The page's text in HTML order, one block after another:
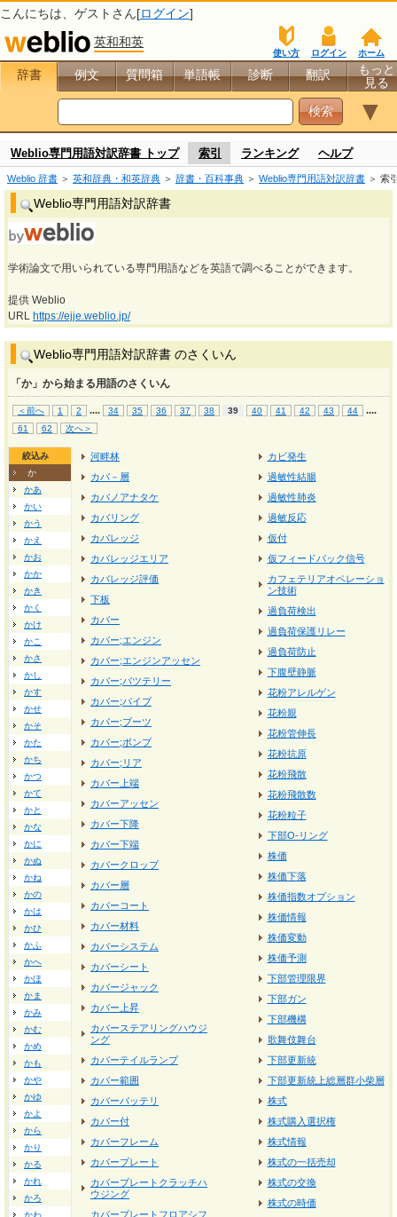
こんにちは、 ゲスト さん[ログイン]
英和和英
ホーム
ログイン
使い方
辞書 例文 質問箱 単語帳 診断 翻訳
もっと
見る
▼
Weblio専門用語対訳辞書 トップ 索引 ランキング ヘルプ
Weblio 辞書 ＞ 英和辞典・和英辞典 ＞ 辞書・百科事典 ＞ Weblio専門用語対訳辞書 ＞ 索
Weblio専門用語対訳辞書
学術論文で用いられている専門用語などを英語で調べることができます。
提供 Weblio
URL https://ejje.weblio.jp/
Weblio専門用語対訳辞書 のさくいん
「か」から始まる用語のさくいん
＜前へ 1 2 .... 34 35 36 37 38 39 40 41 42 43 44 ....
61 62 次へ＞
絞込み
か
かあ
かい
かう
かえ
かお
かか
かき
かく
かけ
かこ
かさ
かし
かす
かせ
かそ
かた
かち
かつ
かて
かと
かな
かに
かぬ
かね
かの
かは
かひ
かふ
かへ
かほ
かま
かみ
かむ
かめ
かも
かや
かゆ
かよ
から
かり
かる
かれ
かろ
かわ
河畔林
カバ－層
カバノアナタケ
カバリング
カバレッジ
カバレッジエリア
カバレッジ評価
下板
カバー
カバー;エンジン
カバー;エンジンアッセン
カバー;バツテリー
カバー;パイプ
カバー;ブーツ
カバー;ポンプ
カバー;リア
カバー上端
カバーアッセン
カバー下降
カバー下端
カバークロップ
カバー層
カバーコート
カバー材料
カバーシステム
カバーシート
カバージャック
カバー上昇
カバーステアリングハウジ
ング
カバーテイルランプ
カバー範囲
カバーバッテリ
カバー付
カバーフレーム
カバープレート
カバープレートクラッチハ
ウジング
カバープレートフロアシフ
カビ発生
過敏性結腸
過敏性肺炎
過敏反応
仮付
仮フィードバック信号
カフェテリアオペレーショ
ン技術
過負荷検出
過負荷保護リレー
過負荷防止
下腹壁静脈
花粉アレルゲン
花粉親
花粉管伸長
花粉抗原
花粉飛散
花粉飛散数
花粉粒子
下部O-リング
株価
株価下落
株価指数オプション
株価情報
株価変動
株価予測
下部管理限界
下部ガン
下部機構
歌舞伎舞台
下部更新統
下部更新統上総層群小柴層
株式
株式購入選択権
株式情報
株式の一括売却
株式の交換
株式の時価